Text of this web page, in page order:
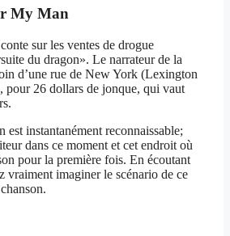
My Man
sur les ventes de drogue
du dragon». Le narrateur de la
d’une rue de New York (Lexington
pour 26 dollars de jonque, qui vaut
est instantanément reconnaissable;
dans ce moment et cet endroit où
pour la première fois. En écoutant
vraiment imaginer le scénario de ce